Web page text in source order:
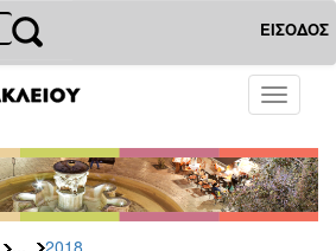
ΕΙΣΟΔΟΣ
Toggle
... 2018